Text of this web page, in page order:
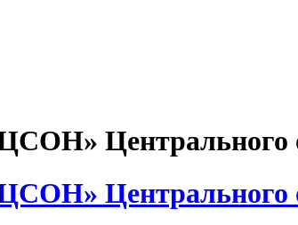
Центрального
Центрального